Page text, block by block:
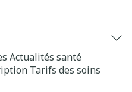
Actualités santé
Tarifs des soins